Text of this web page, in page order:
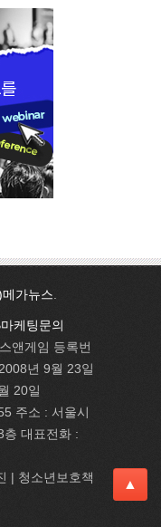
가뉴스.
케팅문의
앤게임 등록번
년 9월 23일
20일
주소 : 서울시
층 대표전화 :
| 청소년보호책
▲